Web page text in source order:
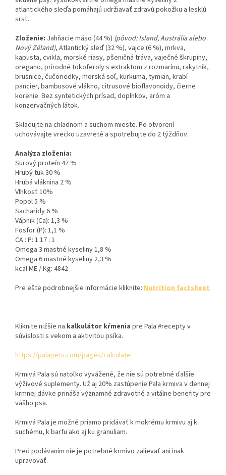
atlantického sleďa pomáhajú udržiavať zdravú pokožku a lesklú
srsť.
Zloženie: Jahňacie mäso (44 %) (pôvod: Island, Austrália alebo
Nový Zéland), Atlantický sleď (32 %), vajce (6 %), mrkva,
kapusta, cvikla, morské riasy, pšeničná tráva, vaječné škrupiny,
oregano, prírodné tokoferoly s extraktom z rozmarínu, rakytník,
brusnice, čučoriedky, morská soľ, kurkuma, tymian, krabí
pancier, bambusové vlákno, citrusové bioflavonoidy, čierne
korenie. Bez syntetických prísad, doplnkov, aróm a
konzervačných látok.
Skladujte na chladnom a suchom mieste. Po otvorení
uchovávajte vrecko uzavreté a spotrebujte do 2 týždňov.
Analýza zloženia:
Surový proteín 47 %
Hrubý tuk 30 %
Hrubá vláknina 2 %
Vlhkosť 10%
Popol 5 %
Sacharidy 6 %
Vápnik (Ca): 1,3 %
Fosfor (P): 1,1 %
CA : P: 1.17 : 1
Omega 3 mastné kyseliny 1,8 %
Omega 6 mastné kyseliny 2,3 %
kcal ME / Kg: 4842
Pre ešte podrobnejšie informácie kliknite: Nutrition factsheet
Kliknite nižšie na kalkulátor kŕmenia pre Pala #recepty v
súvislosti s vekom a aktivitou psíka.
https://palapets.com/pages/calculate
Krmivá Pala sú natoľko vyvážené, že nie sú potrebné ďalšie
výživové suplementy. Už aj 20% zastúpenie Pala krmiva v dennej
krmnej dávke prináša významné zdravotné a vitálne benefity pre
vášho psa.
Krmivá Pala je možné priamo pridávať k mokrému krmivu aj k
suchému, k barfu ako aj ku granuliam.
Pred podávaním nie je potrebné krmivo zalievať ani inak
upravovať.